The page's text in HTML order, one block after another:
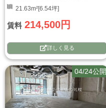
21.63m²[6.54坪]
賃料 214,500円
詳しく見る
04/24公開